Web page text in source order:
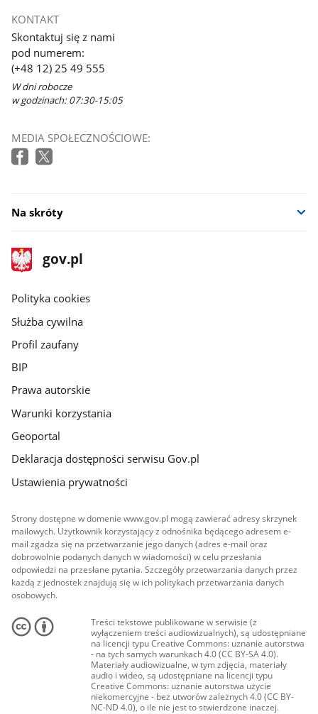
KONTAKT
Skontaktuj się z nami
pod numerem:
(+48 12) 25 49 555
W dni robocze
w godzinach: 07:30-15:05
MEDIA SPOŁECZNOŚCIOWE:
Na skróty
stopka
gov.pl
Strona
gov.pl
gov.pl
Polityka cookies
Służba cywilna
Profil zaufany
BIP
Prawa autorskie
Warunki korzystania
Geoportal
Deklaracja dostępności serwisu Gov.pl
Ustawienia prywatności
Strony dostępne w domenie www.gov.pl mogą zawierać adresy skrzynek
mailowych. Użytkownik korzystający z odnośnika będącego adresem e-
mail zgadza się na przetwarzanie jego danych (adres e-mail oraz
dobrowolnie podanych danych w wiadomości) w celu przesłania
odpowiedzi na przesłane pytania. Szczegóły przetwarzania danych przez
każdą z jednostek znajdują się w ich politykach przetwarzania danych
osobowych.
Treści tekstowe publikowane w serwisie (z
wyłączeniem treści audiowizualnych), są udostępniane
na licencji typu Creative Commons: uznanie autorstwa
- na tych samych warunkach 4.0 (CC BY-SA 4.0).
Materiały audiowizualne, w tym zdjęcia, materiały
audio i wideo, są udostępniane na licencji typu
Creative Commons: uznanie autorstwa użycie
niekomercyjne - bez utworów zależnych 4.0 (CC BY-
NC-ND 4.0), o ile nie jest to stwierdzone inaczej.